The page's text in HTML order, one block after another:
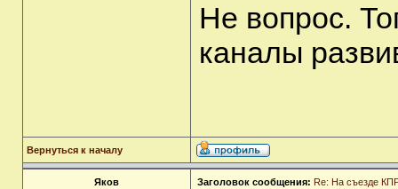
Не вопрос.
каналы
Вернуться к началу
Яков Заголовок сообщения: Re: На съезде